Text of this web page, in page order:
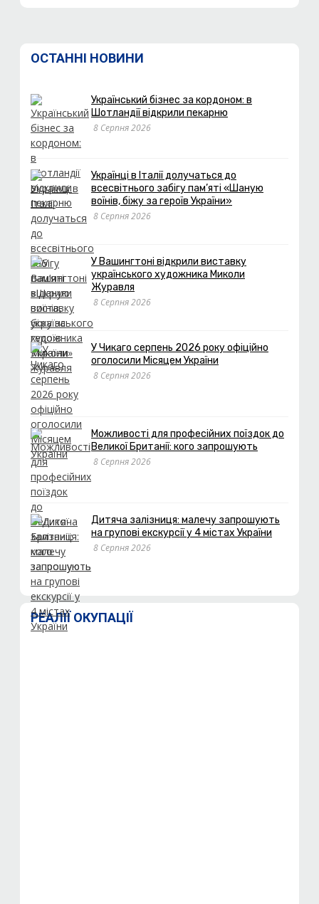
ОСТАННІ НОВИНИ
Український бізнес за кордоном: в
Шотландії відкрили пекарню
8 Серпня 2026
Українці в Італії долучаться до
всесвітнього забігу пам’яті «Шаную
воїнів, біжу за героїв України»
8 Серпня 2026
У Вашингтоні відкрили виставку
українського художника Миколи
Журавля
8 Серпня 2026
У Чикаго серпень 2026 року офіційно
оголосили Місяцем України
8 Серпня 2026
Можливості для професійних поїздок до
Великої Британії: кого запрошують
8 Серпня 2026
Дитяча залізниця: малечу запрошують
на групові екскурсії у 4 містах України
8 Серпня 2026
РЕАЛІЇ ОКУПАЦІЇ